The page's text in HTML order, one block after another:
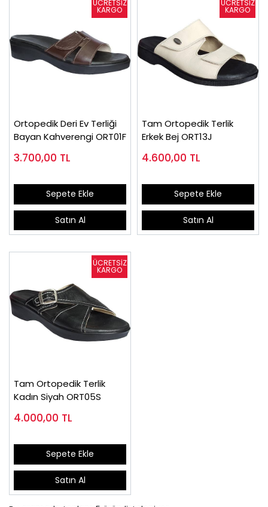
Ortopedik Deri Ev Terliği
Bayan Kahverengi ORT01F
3.700,00 TL
Sepete Ekle
Satın Al
Tam Ortopedik Terlik
Erkek Bej ORT13J
4.600,00 TL
Sepete Ekle
Satın Al
Tam Ortopedik Terlik
Kadın Siyah ORT05S
4.000,00 TL
Sepete Ekle
Satın Al